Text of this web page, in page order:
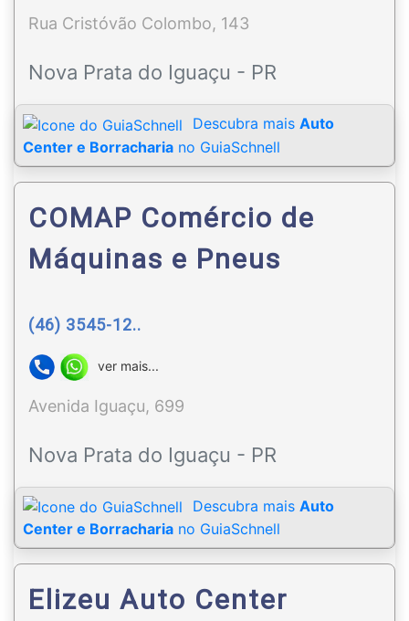
Rua Cristóvão Colombo, 143
Nova Prata do Iguaçu - PR
Descubra mais Auto
Center e Borracharia no GuiaSchnell
COMAP Comércio de
Máquinas e Pneus
(46) 3545-12..
ver mais...
Avenida Iguaçu, 699
Nova Prata do Iguaçu - PR
Descubra mais Auto
Center e Borracharia no GuiaSchnell
Elizeu Auto Center